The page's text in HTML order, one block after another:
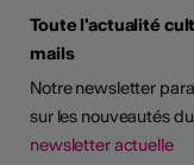
Toute l'actualité
mails
Notre newsletter
sur les nouveautés
newsletter actuelle